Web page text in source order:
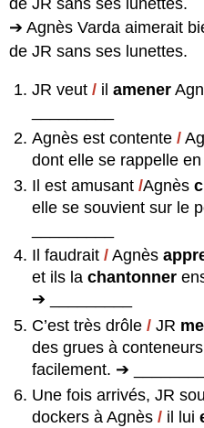
➔ Agnès Varda aimerait
de JR sans ses lunettes.
JR veut/ ilamener
Agnès est contente/
dont elle se rappelle
Il est amusant/Agnès
elle se souvient sur le
Il faudrait/ Agnès
et ils lachantonner
➔ _________
C’est très drôle/ JR
des grues à
facilement. ➔
Une fois arrivés, JR
dockers à Agnès/ il lui